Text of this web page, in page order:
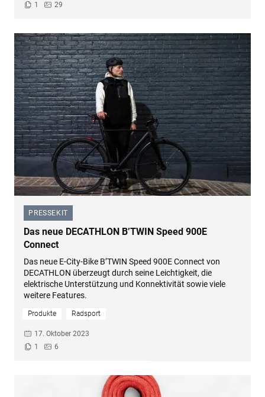
1
29
PRESSEKIT
–
Das neue DECATHLON B’TWIN Speed 900E
Connect
Das neue E-City-Bike B’TWIN Speed 900E Connect von
DECATHLON überzeugt durch seine Leichtigkeit, die
elektrische Unterstützung und Konnektivität sowie viele
weitere Features.
Produkte Radsport
17. Oktober 2023
1
6